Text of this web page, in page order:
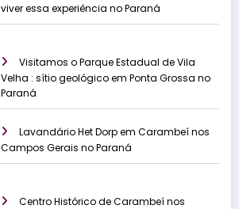
viver essa experiência no Paraná
Visitamos o Parque Estadual de Vila
Velha : sítio geológico em Ponta Grossa no
Paraná
Lavandário Het Dorp em Carambeí nos
Campos Gerais no Paraná
Centro Histórico de Carambeí nos